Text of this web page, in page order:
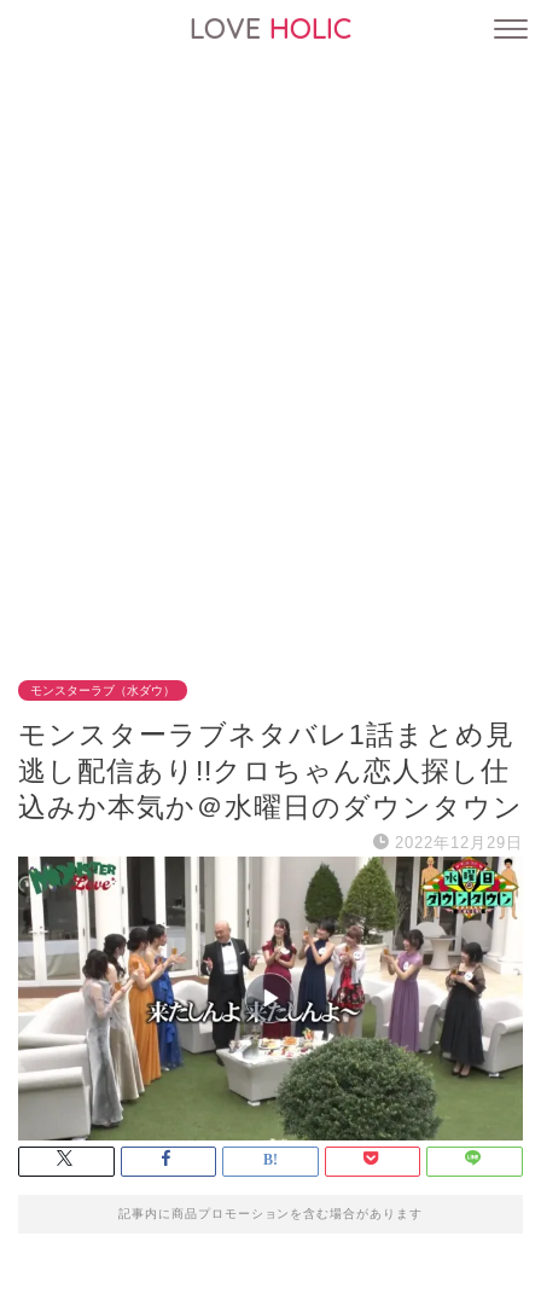
LOVE HOLIC
モンスターラブ（水ダウ）
モンスターラブネタバレ1話まとめ見
逃し配信あり!!クロちゃん恋人探し仕
込みか本気か＠水曜日のダウンタウン
2022年12月29日
記事内に商品プロモーションを含む場合があります